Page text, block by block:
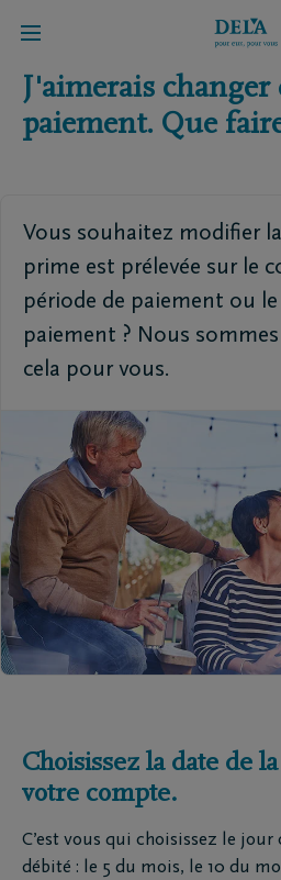
Retour vers l'aperçu global
J'aimerais changer
paiement. Que
Vous souhaitez modifier
prime est prélevée sur le
période de paiement ou
paiement ? Nous
cela pour vous.
Choisissez la date de
votre compte.
C’est vous qui choisissez le
débité : le 5 du mois, le 10 du